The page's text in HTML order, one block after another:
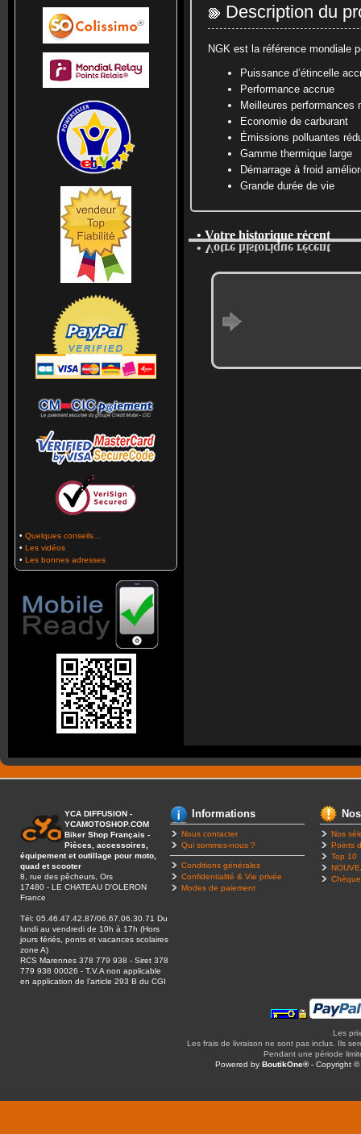
• Quelques conseils...
• Les vidéos
• Les bonnes adresses
Description du
NGK est la référence mondiale
Puissance d’étincelle
Performance accrue
Meilleures performances
Economie de carburant
Émissions polluantes
Gamme thermique large
Démarrage à froid
Grande durée de vie
• Votre historique récent
• Votre historique récent
YCA DIFFUSION -
YCAMOTOSHOP.COM
Biker Shop Français -
Pièces, accessoires,
équipement et outillage pour moto,
quad et scooter
8, rue des pêcheurs, Ors
17480 - LE CHATEAU D’OLERON
France
Tél: 05.46.47.42.87/06.67.06.30.71 Du
lundi au vendredi de 10h à 17h (Hors
jours fériés, ponts et vacances scolaires
zone A)
RCS Marennes 378 779 938 - Siret 378
779 938 00026 - T.V.A non applicable
en application de l’article 293 B du CGI
Informations
Nous contacter
Qui sommes-nous ?
Conditions générales
Confidentialité & Vie privée
Modes de paiement
Nos
Points
Top 10
Les
Les frais de livraison ne sont pas inclus. Ils
Pendant une période
Powered byBoutikOne®- Copyright ©